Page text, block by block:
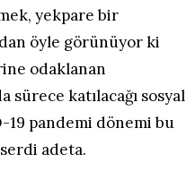
yekpare bir
öyle görünüyor ki
odaklanan
sürece katılacağı sosyal
pandemi dönemi bu
serdi adeta.